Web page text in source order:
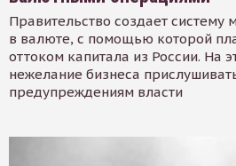
Правительство создает систему
в валюте, с помощью которой
оттоком капитала из России. На
нежелание бизнеса
предупреждениям власти